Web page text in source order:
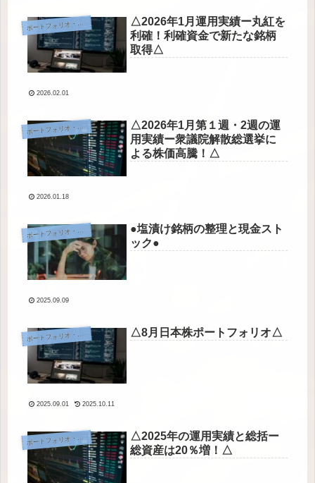
ポ ートフォリオ・運用実績
△2026年1月運用実績ー丸紅を
利確！利確資金で新たな銘柄
取得△
2026.02.01
ポ ートフォリオ・運用実績
△2026年1月第１週・2週の運
用実績ー衆議院解散総選挙に
よる株価高騰！△
2026.01.18
ポ ートフォリオ・運用実績
●塩漬け銘柄の整理と現金スト
ック●
2025.09.09
ポ ートフォリオ・運用実績 △8月日本株ポートフォリオ△
2025.09.01 2025.10.11
ポ ートフォリオ・運用実績
△2025年の運用実績と総括ー
総資産は20％増！△